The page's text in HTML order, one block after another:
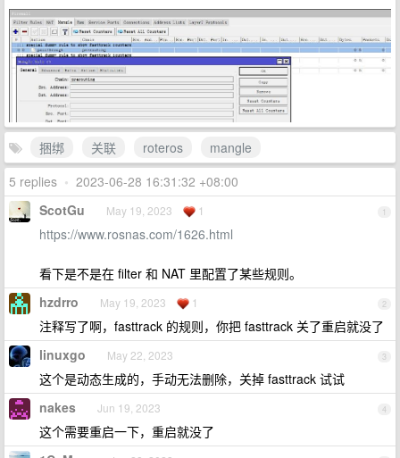
捆绑 关联 roteros
mangle
5 replies • 2023-06-28 16:31:32 +08:00
1
ScotGu May 19, 2023 1
https://www.rosnas.com/1626.html
看下是不是在 filter 和 NAT 里配置了某些规则。
2
hzdrro May 19, 2023 1
注释写了啊，fasttrack 的规则，你把 fasttrack 关了重启就没了
3
linuxgo May 22, 2023
这个是动态生成的，手动无法删除，关掉 fasttrack 试试
4
nakes Jun 19, 2023
这个需要重启一下，重启就没了